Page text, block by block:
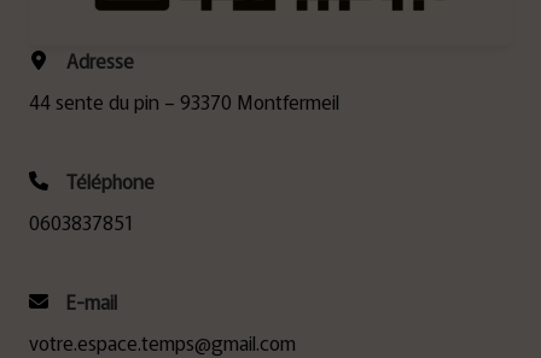
Adresse
44 sente du pin – 93370 Montfermeil
Téléphone
0603837851
E-mail
votre.espace.temps@gmail.com